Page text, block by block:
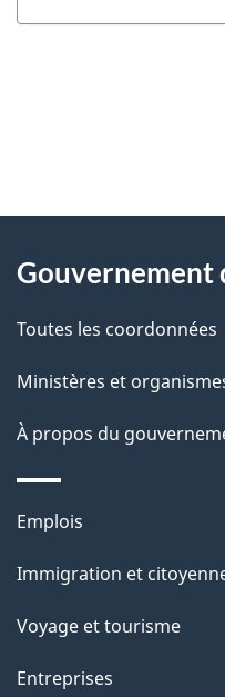
D
t
a
l
s
l
a
a
g
propos
ce
site
Gouvernement
Toutes les coordonnées
Ministères et
À propos du
Thèmes
sujets
Emplois
Immigration et
Voyage et tourisme
Entreprises